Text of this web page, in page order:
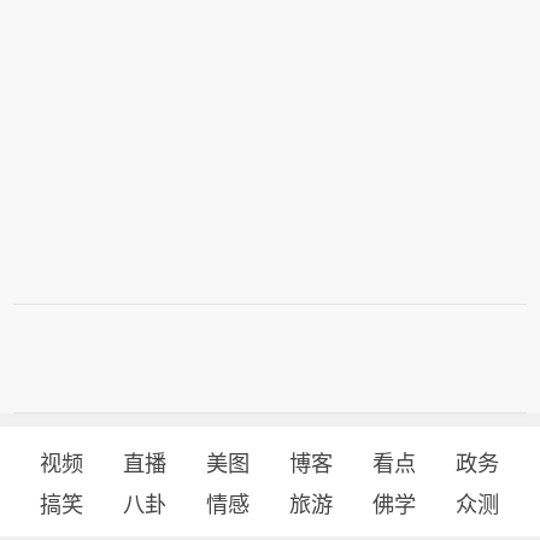
视频 直播 美图 博客 看点
政务
搞笑
八卦 情感 旅游 佛学 众测